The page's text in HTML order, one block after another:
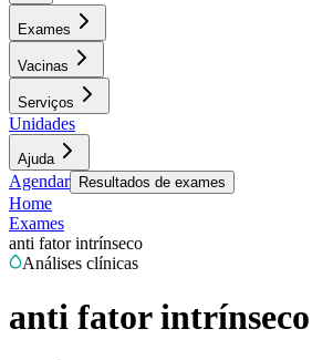
Exames
Vacinas
Serviços
Unidades
Ajuda
Agendar Resultados de exames
Home
Exames
anti fator intrínseco
Análises clínicas
anti fator intrínseco